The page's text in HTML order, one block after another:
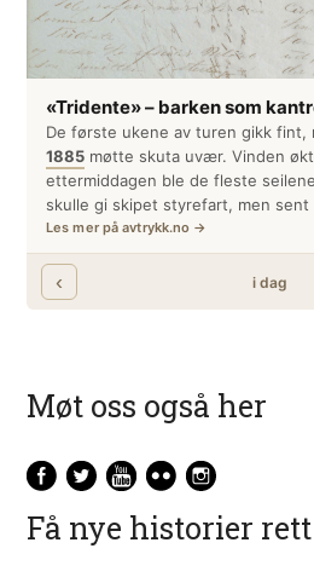
Møt oss også her
Få nye historier